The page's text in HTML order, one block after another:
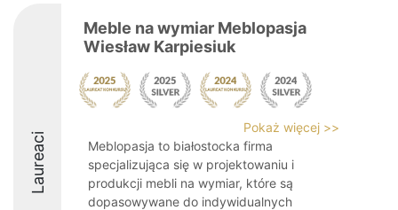
Laureaci
Meble na wymiar Meblopasja
Wiesław Karpiesiuk
Pokaż więcej >>
Meblopasja to białostocka firma
specjalizująca się w projektowaniu i
produkcji mebli na wymiar, które są
dopasowywane do indywidualnych